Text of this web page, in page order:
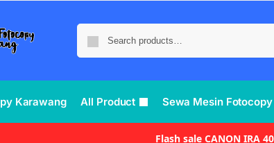
Karawang All Product Sewa Mesin Fotocopy
Flash sale CANON IRA